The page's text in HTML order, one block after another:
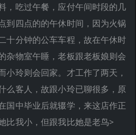
，吃过午餐，应付午间时段的几
到四点的的午休时间，因为火锅
十分钟的公车车程，故在午休时
杂物室午睡，老板跟老板娘则会
小玲则会回家。才工作了两天，
么客人，故跟小玲已聊很多，原
国中毕业后就辍学，来这店作正
比我小，但跟我比她是老鸟>